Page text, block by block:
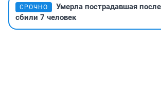
СРОЧНО
Умерла пострадавшая
сбили 7 человек